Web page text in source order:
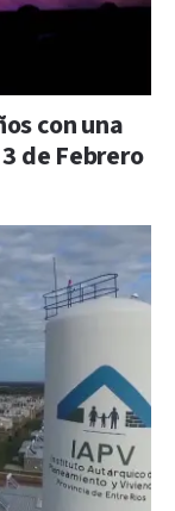
con una
de Febrero